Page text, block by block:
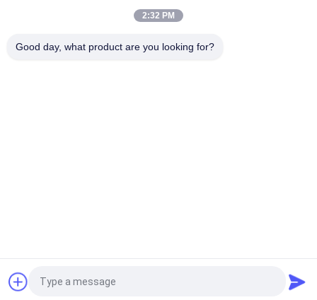
Cage en acier de palette de grillage soudée par transport avec
Industriels
Demandez un devis
2:32 PM
Good day, what product are you looking for?